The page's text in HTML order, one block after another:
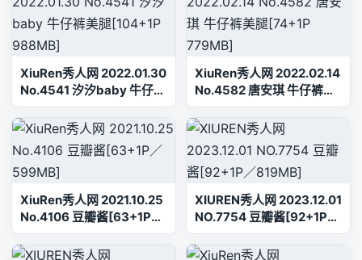
XiuRen秀人网 2022.01.30
No.4541 汐汐baby 牛仔裤
美腿[104+1P 988MB]
XiuRen秀人网 2022.02.14
No.4582 唐安琪 牛仔裤美
腿[74+1P 779MB]
XiuRen秀人网 2021.10.25
No.4106 豆瓣酱[63+1P／
599MB]
XIUREN秀人网 2023.12.01
NO.7754 豆瓣酱[92+1P／
819MB]